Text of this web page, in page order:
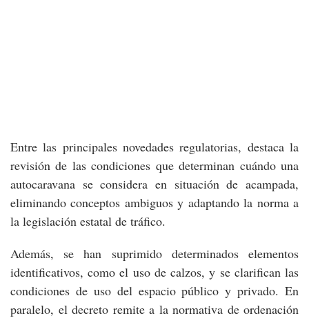
Entre las principales novedades regulatorias, destaca la
revisión de las condiciones que determinan cuándo una
autocaravana se considera en situación de acampada,
eliminando conceptos ambiguos y adaptando la norma a
la legislación estatal de tráfico.
Además, se han suprimido determinados elementos
identificativos, como el uso de calzos, y se clarifican las
condiciones de uso del espacio público y privado. En
paralelo, el decreto remite a la normativa de ordenación